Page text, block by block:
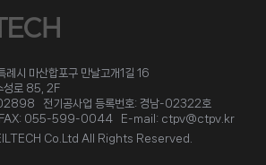
시 마산합포구 만날고개1길 16
성로 85, 2F
전기공사업 등록번호: 경남-02322호
055-599-0044 E-mail: ctpv@ctpv.kr
Co.Ltd All Rights Reserved.